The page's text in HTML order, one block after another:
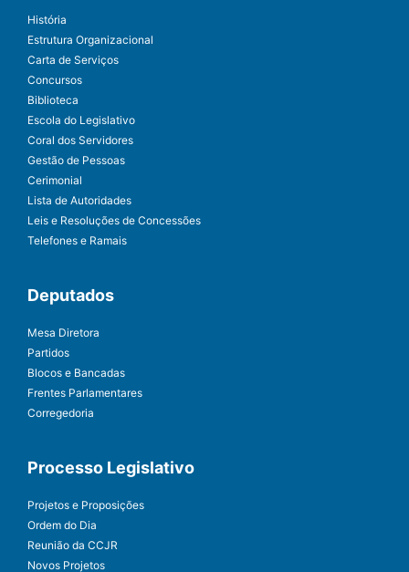
História
Estrutura Organizacional
Carta de Serviços
Concursos
Biblioteca
Escola do Legislativo
Coral dos Servidores
Gestão de Pessoas
Cerimonial
Lista de Autoridades
Leis e Resoluções de Concessões
Telefones e Ramais
Deputados
Mesa Diretora
Partidos
Blocos e Bancadas
Frentes Parlamentares
Corregedoria
Processo Legislativo
Projetos e Proposições
Ordem do Dia
Reunião da CCJR
Novos Projetos